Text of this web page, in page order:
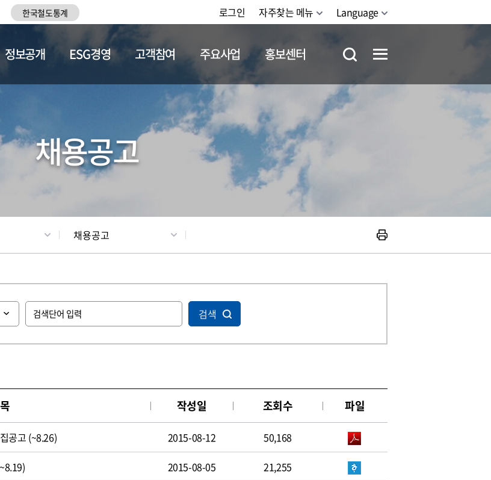
한국철도통계 로그인 자주찾는 메뉴 Language
채용정보
정보공개 ESG경영 고객참여 주요사업 홍보센터
채용공고
채용공고
검색
작성일 조회수 파일
공고 (~8.26) 2015-08-12 50,168
2015-08-05 21,255